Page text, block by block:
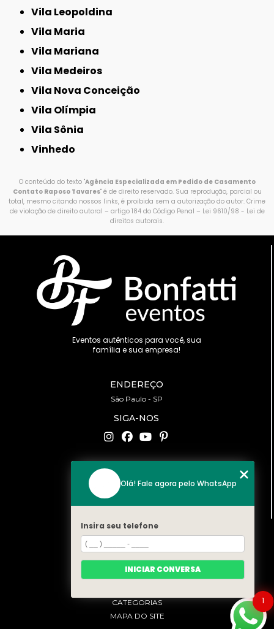
Vila Leopoldina
Vila Maria
Vila Mariana
Vila Medeiros
Vila Nova Conceição
Vila Olímpia
Vila Sônia
Vinhedo
O conteúdo do texto "Agência Especializada em Pedido de Casamento
Contato Raposo Tavares" é de direito reservado. Sua reprodução, parcial ou
total, mesmo citando nossos links, é proibida sem a autorização do autor. Crime
de violação de direito autoral – artigo 184 do Código Penal – Lei 9610/98 - Lei de
direitos autorais.
Eventos autênticos para você, sua
família e sua empresa!
ENDEREÇO
São Paulo - SP
SIGA-NOS
CONTATO
(11) 94519-2422
contato@bonfattieventos.com.br
MENU
HOME
A BONFATTI
CATEGORIAS
MAPA DO SITE
1
Olá! Fale agora pelo WhatsApp
Insira seu telefone
INICIAR CONVERSA